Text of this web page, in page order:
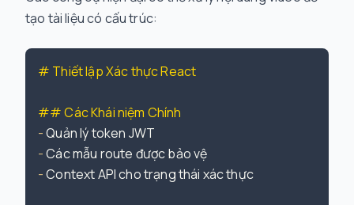
tạo tài liệu có cấu trúc:
# Thiết lập Xác thực React
## Các Khái niệm Chính
-
-
- Context API cho trạng thái xác thực